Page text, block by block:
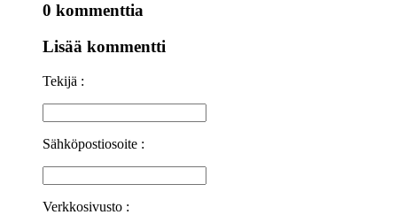
0 kommenttia
Lisää kommentti
Tekijä :
Sähköpostiosoite :
Verkkosivusto :